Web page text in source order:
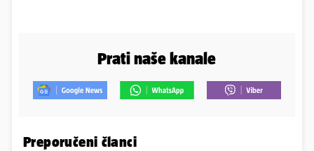
Prati naše kanale
Preporučeni članci